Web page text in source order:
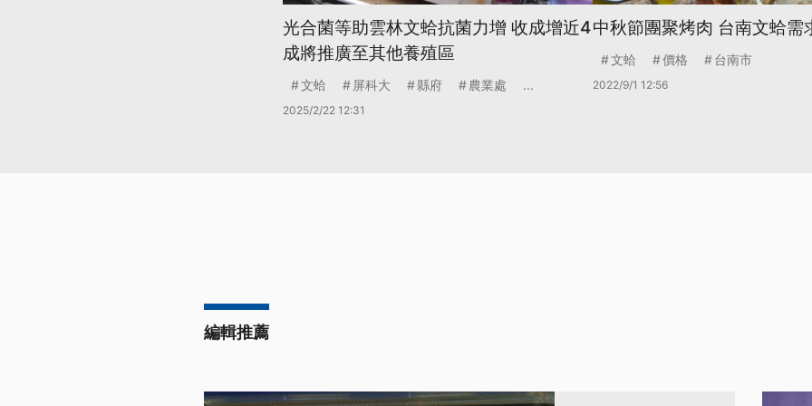
光合菌等助雲林文蛤抗菌力增 收成增近4
成將推廣至其他養殖區
文蛤 屏科大 縣府 農業處 ...
2025/2/22 12:31
中秋節團聚烤肉 台南文蛤需
文蛤 價格 台南市
2022/9/1 12:56
編輯推薦